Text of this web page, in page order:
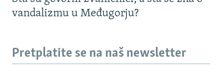
vandalizmu u Međugorju?
Pretplatite se na naš newsletter